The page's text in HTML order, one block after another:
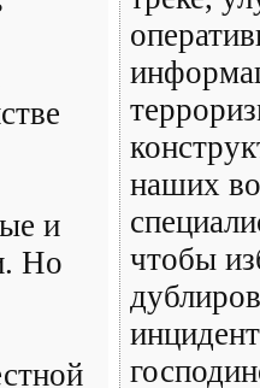
и
Но
наших
чтобы